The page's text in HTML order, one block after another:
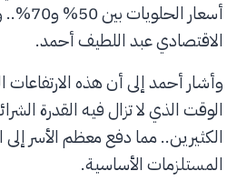
أسعار
الاقتصادي عبد اللطيف أحمد.
وأشار أحمد إلى أن هذه الارتفاعات
الوقت الذي لا تزال فيه القدرة
الكثيرين.. مما دفع معظم الأسر
المستلزمات الأساسية.